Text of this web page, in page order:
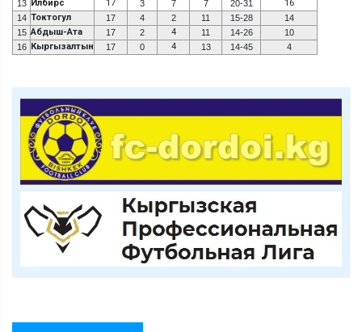
13 Илбирс 17 3 7 7 20-31 16
14 Токтогул 17 4 2 11 15-28
14
15 Абдыш-Ата 17 2 4 11 14-26
10
16 Кыргызалтын 17 0 4 13 14-45 4